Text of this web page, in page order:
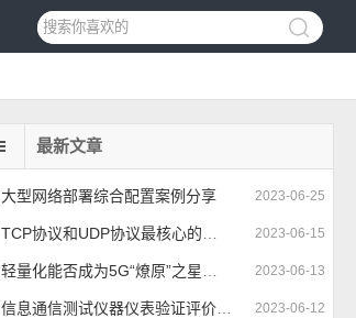
最新文章
2023-06-25
大型网络部署综合配置案例分享
2023-06-15
TCP协议和UDP协议最核心的区别是什么？
2023-06-13
轻量化能否成为5G“燎原”之星火？
2023-06-12
信息通信测试仪器仪表验证评价中心揭牌 推动仪器仪表技术进步